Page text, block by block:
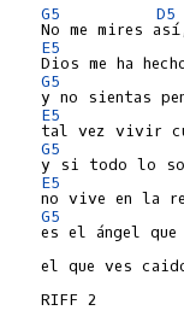
G5
D5
No me mires
E5
Dios me ha
G5
y no sientas
E5
tal vez vivir
G5
y si todo lo
E5
no vive en la
G5
es el ángel que
el que ves
   RIFF 2